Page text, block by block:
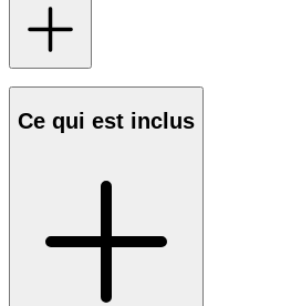
Ce qui est inclus